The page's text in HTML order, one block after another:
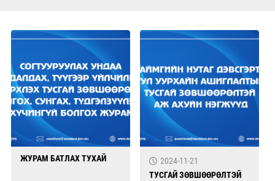
ЖУРАМ БАТЛАХ ТУХАЙ
2024-11-21
ТУСГАЙ ЗӨВШӨӨРӨЛТЭЙ